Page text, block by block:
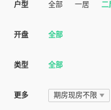
户型 全部 一居 二
开盘 全部
类型 全部
更多 期房现房不限